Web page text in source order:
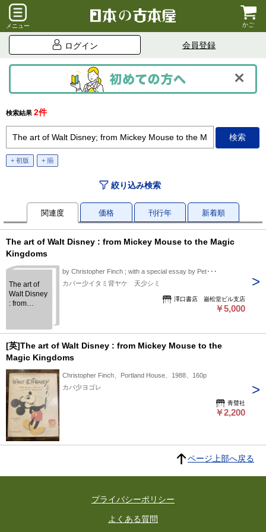
メニュー かご
ログイン 会員登録
検索結果 2件
+ 初版 + 揃
絞り込み検索
関連度 価格 刊行年 新着順
The art of Walt Disney : from Mickey Mouse to the Magic
Kingdoms
The art of
Walt Disney
: from
the Magic
Kingdoms
by Christopher Finch ; with a special essay by Pet･･･
カバー少イタミ背ヤケ 天少シミ
澤口書店 巌松堂ビル支店
￥5,000
[英]The art of Walt Disney : from Mickey Mouse to the
Magic Kingdoms
Christopher Finch、Portland House、1988、160p
カバ少ヨゴレ
青聲社
￥2,200
ページ上部へ戻る
プライバシーポリシー
よくある質問